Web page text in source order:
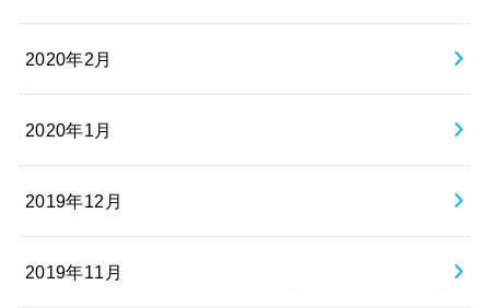
2020年2月
2020年1月
2019年12月
2019年11月